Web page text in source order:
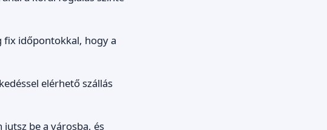
fix időpontokkal, hogy a
elérhető szállás
be a városba, és